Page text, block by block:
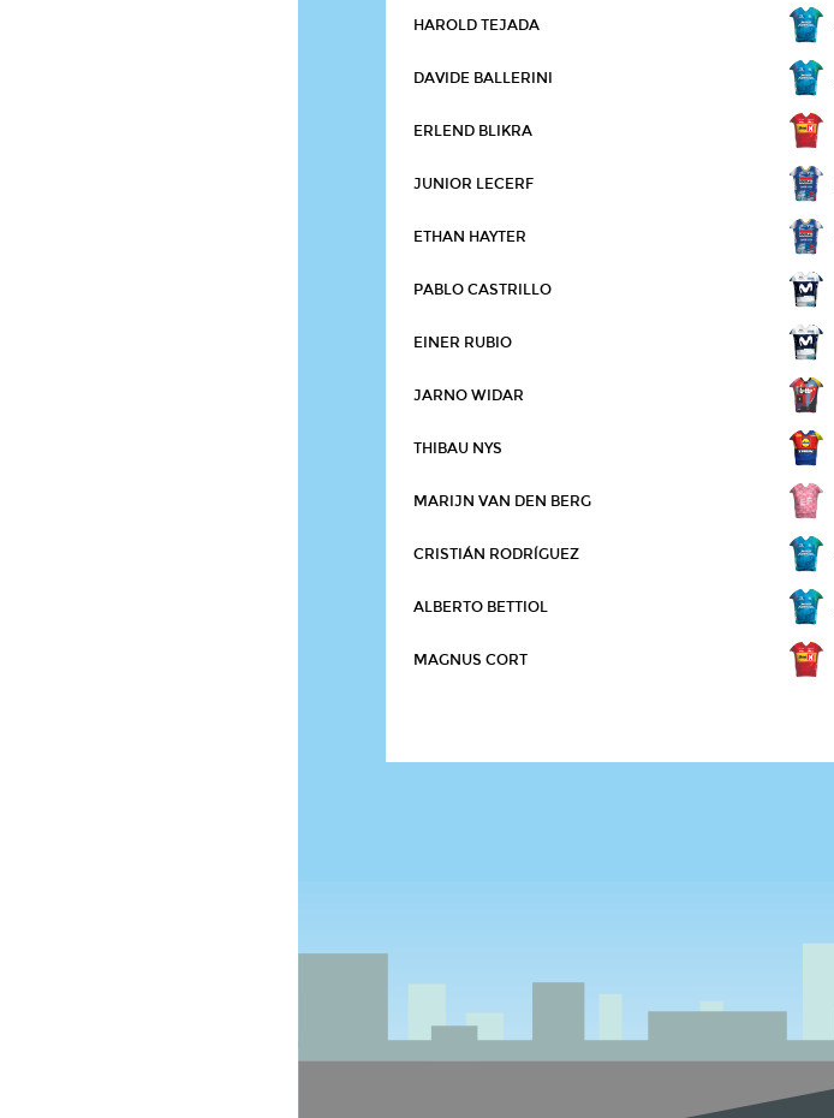
HAROLD TEJADA
DAVIDE BALLERINI
ERLEND BLIKRA
JUNIOR LECERF
ETHAN HAYTER
PABLO CASTRILLO
EINER RUBIO
JARNO WIDAR
THIBAU NYS
MARIJN VAN DEN BERG
CRISTIÁN RODRÍGUEZ
ALBERTO BETTIOL
MAGNUS CORT